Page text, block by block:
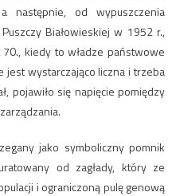
następnie, od wypuszczenia
Białowieskiej w 1952 r.,
kiedy to władze państwowe
jest wystarczająco liczna i trzeba
pojawiło się napięcie pomiędzy
jako symboliczny pomnik
od zagłady, który ze
i ograniczoną pulę genową